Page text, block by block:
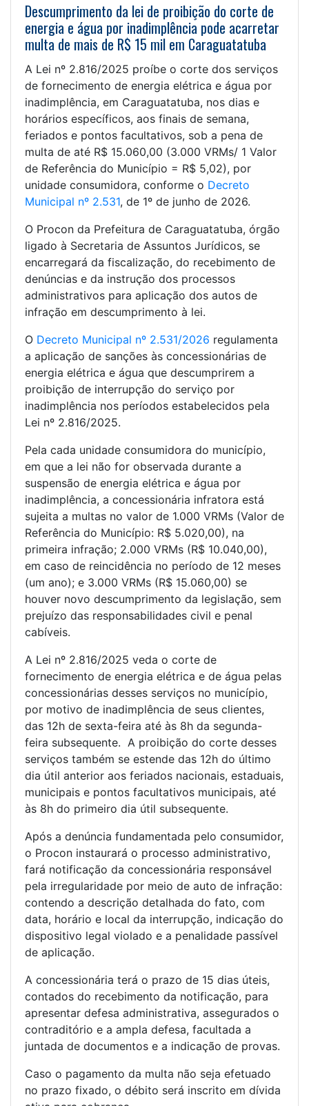
Descumprimento da lei de proibição do corte de
energia e água por inadimplência pode acarretar
multa de mais de R$ 15 mil em Caraguatatuba
A Lei nº 2.816/2025 proíbe o corte dos serviços
de fornecimento de energia elétrica e água por
inadimplência, em Caraguatatuba, nos dias e
horários específicos, aos finais de semana,
feriados e pontos facultativos, sob a pena de
multa de até R$ 15.060,00 (3.000 VRMs/ 1 Valor
de Referência do Município = R$ 5,02), por
unidade consumidora, conforme o Decreto
Municipal nº 2.531, de 1º de junho de 2026.
O Procon da Prefeitura de Caraguatatuba, órgão
ligado à Secretaria de Assuntos Jurídicos, se
encarregará da fiscalização, do recebimento de
denúncias e da instrução dos processos
administrativos para aplicação dos autos de
infração em descumprimento à lei.
O Decreto Municipal nº 2.531/2026 regulamenta
a aplicação de sanções às concessionárias de
energia elétrica e água que descumprirem a
proibição de interrupção do serviço por
inadimplência nos períodos estabelecidos pela
Lei nº 2.816/2025.
Pela cada unidade consumidora do município,
em que a lei não for observada durante a
suspensão de energia elétrica e água por
inadimplência, a concessionária infratora está
sujeita a multas no valor de 1.000 VRMs (Valor de
Referência do Município: R$ 5.020,00), na
primeira infração; 2.000 VRMs (R$ 10.040,00),
em caso de reincidência no período de 12 meses
(um ano); e 3.000 VRMs (R$ 15.060,00) se
houver novo descumprimento da legislação, sem
prejuízo das responsabilidades civil e penal
cabíveis.
A Lei nº 2.816/2025 veda o corte de
fornecimento de energia elétrica e de água pelas
concessionárias desses serviços no município,
por motivo de inadimplência de seus clientes,
das 12h de sexta-feira até às 8h da segunda-
feira subsequente. A proibição do corte desses
serviços também se estende das 12h do último
dia útil anterior aos feriados nacionais, estaduais,
municipais e pontos facultativos municipais, até
às 8h do primeiro dia útil subsequente.
Após a denúncia fundamentada pelo consumidor,
o Procon instaurará o processo administrativo,
fará notificação da concessionária responsável
pela irregularidade por meio de auto de infração:
contendo a descrição detalhada do fato, com
data, horário e local da interrupção, indicação do
dispositivo legal violado e a penalidade passível
de aplicação.
A concessionária terá o prazo de 15 dias úteis,
contados do recebimento da notificação, para
apresentar defesa administrativa, assegurados o
contraditório e a ampla defesa, facultada a
juntada de documentos e a indicação de provas.
Caso o pagamento da multa não seja efetuado
no prazo fixado, o débito será inscrito em dívida